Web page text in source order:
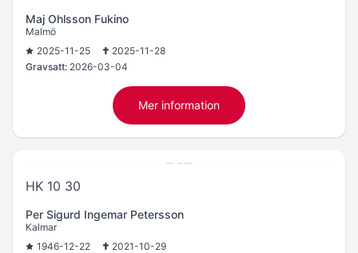
Maj Ohlsson Fukino
Malmö
2025-11-25
2025-11-28
Gravsatt: 2026-03-04
Mer information
HK 10 30
Per Sigurd Ingemar Petersson
Kalmar
1946-12-22
2021-10-29